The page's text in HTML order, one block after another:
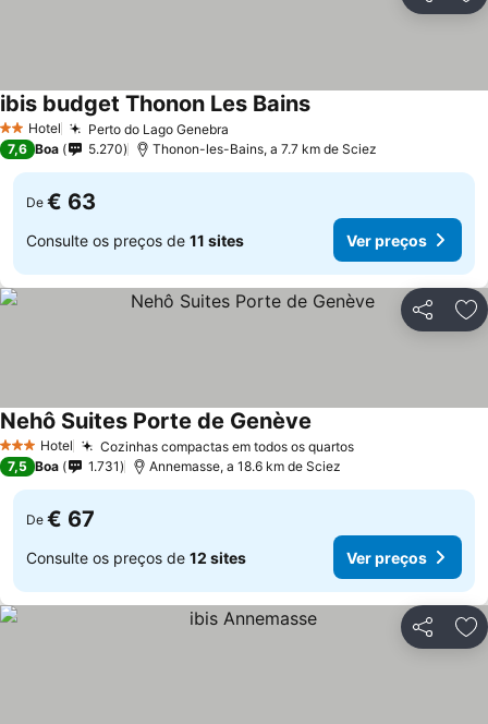
2 Estrelas
Hotel Perto do Lago Genebra
ibis budget Thonon Les Bains
7,6 Boa 5.270 Thonon-les-Bains, a 7.7 km de Sciez
De € 63
Consulte os preços de 11 sites Ver preços
Partilhar
3 EstrelasHotel Cozinhas compactas em todos os quartos
Nehô Suites Porte de Genève
7,5 Boa 1.731 Annemasse, a 18.6 km de Sciez
De € 67
Consulte os preços de 12 sites Ver preços
Partilhar